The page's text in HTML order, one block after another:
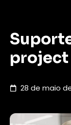
project
28 de maio